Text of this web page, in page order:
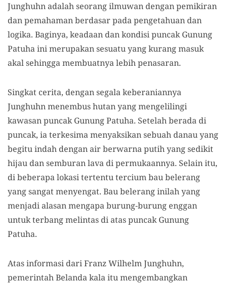
Junghuhn adalah seorang ilmuwan denganpemikiran
dan pemahaman berdasarpadapengetahuan dan
logika. Baginya, keadaan dan kondisipuncak Gunung
Patuhaini merupakan sesuatu yang kurang masuk
akal sehingga membuatnya lebih penasaran.
Singkat cerita, dengan segala keberaniannya
Junghuhnmenembus hutan yang mengelilingi
kawasanpuncak Gunung Patuha. Setelah berada di
puncak, iaterkesima menyaksikan sebuah danau yang
begitu indah dengan air berwarna putih yang sedikit
hijau dan semburan lava di permukaannya. Selain itu,
di beberapa lokasi tertentu tercium bau belerang
yang sangat menyengat. Bau belerang inilah yang
menjadi alasan mengapa burung-burung enggan
untuk terbang melintas di atas puncak Gunung
Patuha.
Atas informasi dari Franz Wilhelm Junghuhn,
pemerintah Belanda kala itu mengembangkan